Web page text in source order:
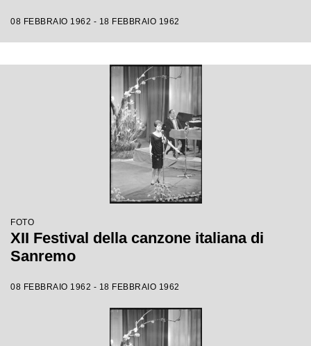
08 FEBBRAIO 1962 - 18 FEBBRAIO 1962
FOTO
XII Festival della canzone italiana di
Sanremo
08 FEBBRAIO 1962 - 18 FEBBRAIO 1962